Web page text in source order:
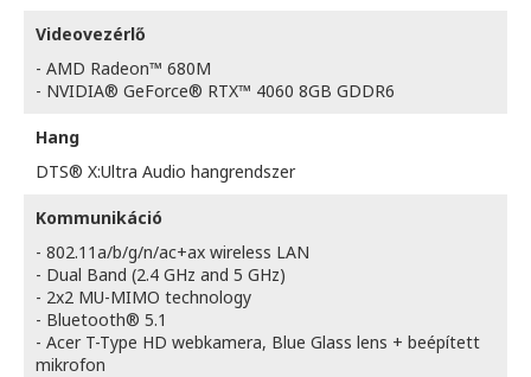
Videovezérlő
- AMD Radeon™ 680M
- NVIDIA® GeForce® RTX™ 4060 8GB GDDR6
Hang
DTS® X:Ultra Audio hangrendszer
Kommunikáció
- 802.11a/b/g/n/ac+ax wireless LAN
- Dual Band (2.4 GHz and 5 GHz)
- 2x2 MU-MIMO technology
- Bluetooth® 5.1
- Acer T-Type HD webkamera, Blue Glass lens + beépített
mikrofon